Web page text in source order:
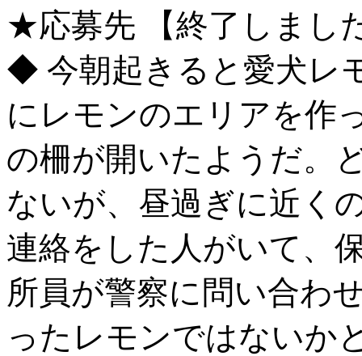
★応募先 【終了しまし
◆ 今朝起きると愛犬レ
にレモンのエリアを作
の柵が開いたようだ。
ないが、昼過ぎに近く
連絡をした人がいて、
所員が警察に問い合わ
ったレモンではないか